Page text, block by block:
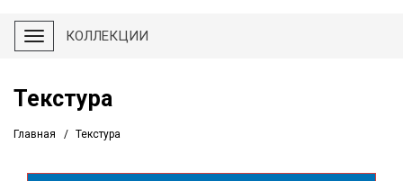
КОЛЛЕКЦИИ
Текстура
Главная Текстура